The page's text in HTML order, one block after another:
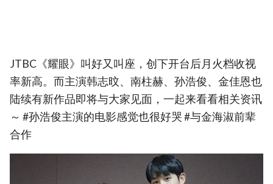
JTBC《耀眼》叫好又叫座，创下开台后月火档收视
率新高。而主演韩志旼、南柱赫、孙浩俊、金佳恩也
陆续有新作品即将与大家见面，一起来看看相关资讯
～ #孙浩俊主演的电影感觉也很好哭 #与金海淑前辈
合作